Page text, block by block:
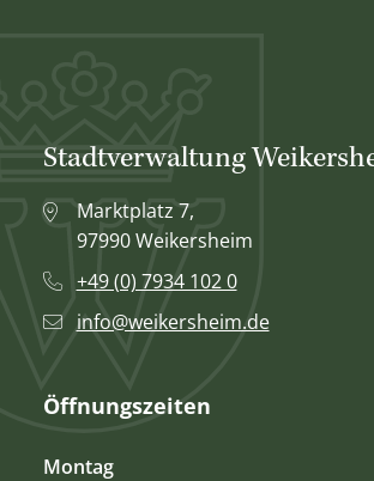
Stadtverwaltung
Marktplatz 7,
97990 Weikersheim
+49 (0) 7934 102 0
info@weikersheim.de
Öffnungszeiten
Montag